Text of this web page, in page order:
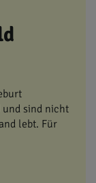
und sind nicht
lebt. Für